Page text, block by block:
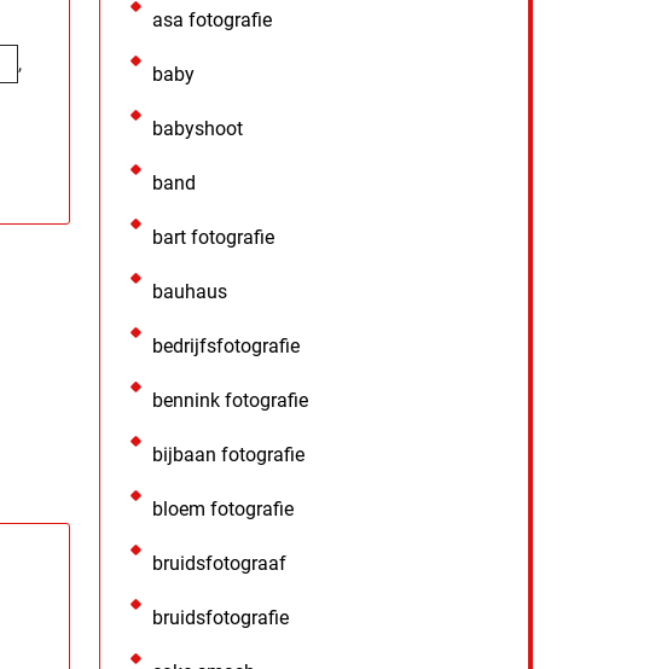
,
asa fotografie
baby
babyshoot
band
bart fotografie
bauhaus
bedrijfsfotografie
bennink fotografie
bijbaan fotografie
bloem fotografie
bruidsfotograaf
bruidsfotografie